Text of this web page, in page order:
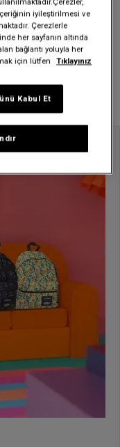
içeriğinin iyileştirilmesi ve
Çerezlerle
her sayfanın altında
bağlantı yoluyla her
için lütfen Tıklayınız
Kabul Et